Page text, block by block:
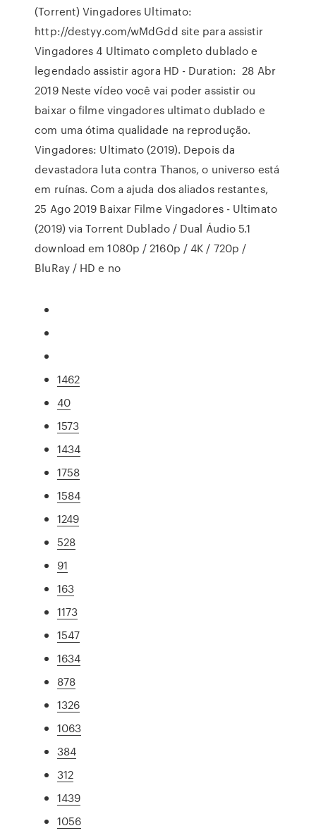
(Torrent) Vingadores Ultimato:
http://destyy.com/wMdGdd site para assistir
Vingadores 4 Ultimato completo dublado e
legendado assistir agora HD - Duration: 28 Abr
2019 Neste vídeo você vai poder assistir ou
baixar o filme vingadores ultimato dublado e
com uma ótima qualidade na reprodução.
Vingadores: Ultimato (2019). Depois da
devastadora luta contra Thanos, o universo está
em ruínas. Com a ajuda dos aliados restantes,
25 Ago 2019 Baixar Filme Vingadores - Ultimato
(2019) via Torrent Dublado / Dual Áudio 5.1
download em 1080p / 2160p / 4K / 720p /
BluRay / HD e no
1462
40
1573
1434
1758
1584
1249
528
91
163
1173
1547
1634
878
1326
1063
384
312
1439
1056